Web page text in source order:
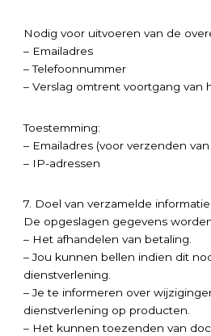
Nodig voor uitvoeren van de
– Emailadres
– Telefoonnummer
– Verslag omtrent voortgang van
Toestemming:
– Emailadres (voor verzenden
– IP-adressen
7. Doel van verzamelde informatie
De opgeslagen gegevens
– Het afhandelen van betaling.
– Jou kunnen bellen indien dit
dienstverlening.
– Je te informeren over
dienstverlening op producten.
– Het kunnen toezenden van